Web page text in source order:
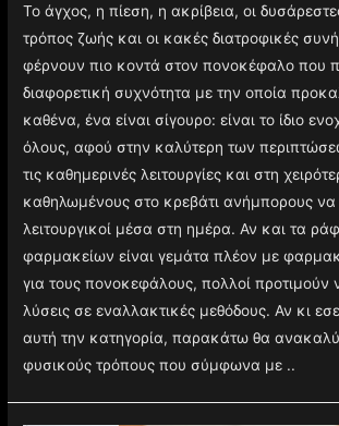
Το άγχος, η πίεση, η ακρίβεια, οι
τρόπος ζωής και οι κακές διατροφικές
φέρνουν πιο κοντά στον πονοκέφαλο που
διαφορετική συχνότητα με την οποία
καθένα, ένα είναι σίγουρο: είναι το ίδιο
όλους, αφού στην καλύτερη των
τις καθημερινές λειτουργίες και στη
καθηλωμένους στο κρεβάτι ανήμπορους
λειτουργικοί μέσα στη ημέρα. Αν και τα
φαρμακείων είναι γεμάτα πλέον με
για τους πονοκεφάλους, πολλοί προτιμούν
λύσεις σε εναλλακτικές μεθόδους. Αν κι
αυτή την κατηγορία, παρακάτω θα
φυσικούς τρόπους που σύμφωνα με ..